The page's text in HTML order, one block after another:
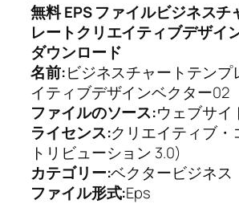
無料 EPS ファイルビジネスチ
レートクリエイティブデザイ
ダウンロード
名前:ビジネスチャートテンプ
イティブデザインベクター02
ファイルのソース:ウェブサイ
ライセンス:クリエイティブ・
トリビューション 3.0)
カテゴリー:ベクタービジネス
ファイル形式:Eps